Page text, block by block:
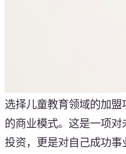
选择儿童教育领域的加
的商业模式。这是一项
投资，更是对自己成功